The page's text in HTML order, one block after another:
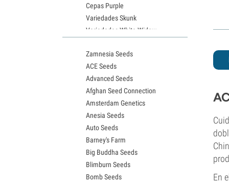
En
Cepas Purple
Variedades Skunk
Variedades White Widow
Semillas de Granddaddy Purple
Semillas de OG Kush
Semillas de Blue Dream
Semillas de Lemon Haze
Semillas de Bruce Banner
Semillas de Gelato
Semillas de Sour Diesel
Semillas de Jack Herer
Semillas de Girl Scout Cookies
Semillas de Wedding Cake
Semillas de Zkittlez
Zamnesia Seeds
ACE Seeds
Advanced Seeds
Afghan Seed Connection
Amsterdam Genetics
Anesia Seeds
Auto Seeds
Barney's Farm
Big Buddha Seeds
Blimburn Seeds
Bomb Seeds